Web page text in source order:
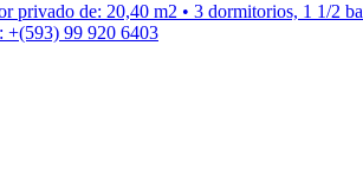
de: 20,40 m2 • 3 dormitorios, 1 1/2
+(593) 99 920 6403